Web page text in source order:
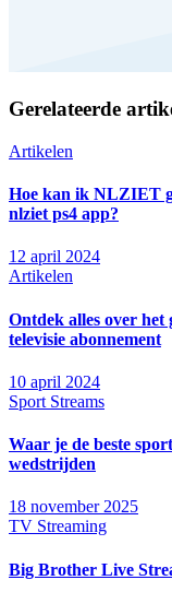
Gerelateerde
Artikelen
Hoe kan ik NLZIET
nlziet ps4 app?
12 april 2024
Artikelen
Ontdek alles over
televisie abonnement
10 april 2024
Sport Streams
Waar je de beste
wedstrijden
18 november 2025
TV Streaming
Big Brother Live